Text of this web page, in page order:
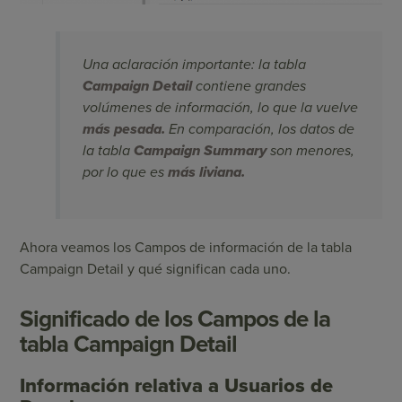
Una aclaración importante: la tabla
Campaign Detailcontiene grandes
volúmenes de información, lo que la vuelve
más pesada. En comparación, los datos de
la tablaCampaign Summaryson menores,
por lo que esmás liviana.
Ahora veamos los Campos de información de la tabla
Campaign Detail y qué significan cada uno.
Significado de los Campos de la
tabla Campaign Detail
Información relativa a Usuarios de